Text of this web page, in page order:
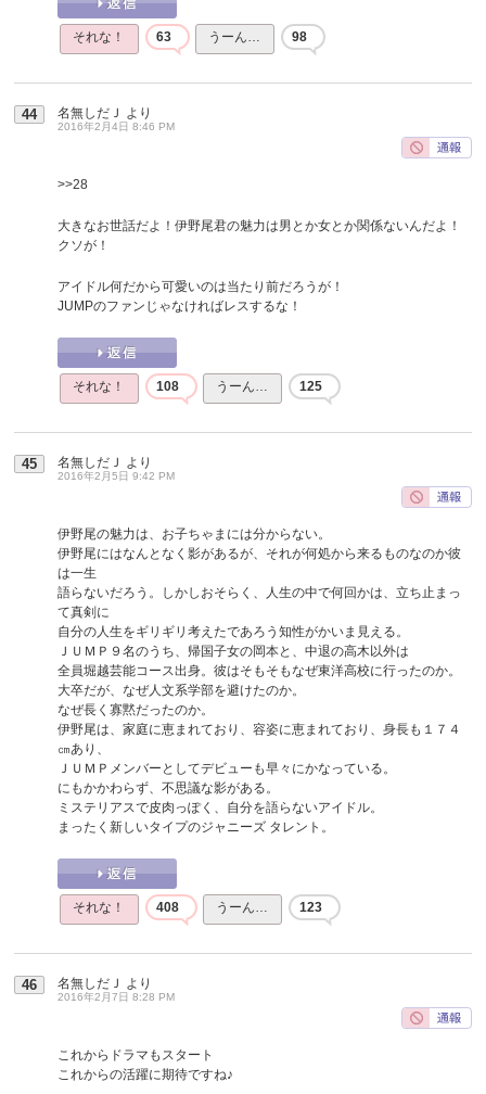
それな！ 63 うーん… 98
44 名無しだＪ より
2016年2月4日 8:46 PM
>>28
大きなお世話だよ！伊野尾君の魅力は男とか女とか関係ないんだよ！
クソが！
アイドル何だから可愛いのは当たり前だろうが！
JUMPのファンじゃなければレスするな！
それな！ 108 うーん… 125
45 名無しだＪ より
2016年2月5日 9:42 PM
伊野尾の魅力は、お子ちゃまには分からない。
伊野尾にはなんとなく影があるが、それが何処から来るものなのか彼
は一生
語らないだろう。しかしおそらく、人生の中で何回かは、立ち止まっ
て真剣に
自分の人生をギリギリ考えたであろう知性がかいま見える。
ＪＵＭＰ９名のうち、帰国子女の岡本と、中退の高木以外は
全員堀越芸能コース出身。彼はそもそもなぜ東洋高校に行ったのか。
大卒だが、なぜ人文系学部を避けたのか。
なぜ長く寡黙だったのか。
伊野尾は、家庭に恵まれており、容姿に恵まれており、身長も１７４
㎝あり、
ＪＵＭＰメンバーとしてデビューも早々にかなっている。
にもかかわらず、不思議な影がある。
ミステリアスで皮肉っぽく、自分を語らないアイドル。
まったく新しいタイプのジャニーズ タレント。
それな！ 408 うーん… 123
46 名無しだＪ より
2016年2月7日 8:28 PM
これからドラマもスタート
これからの活躍に期待ですね♪